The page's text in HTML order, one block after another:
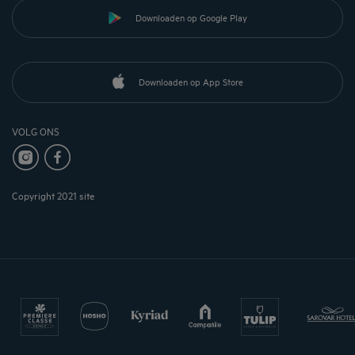
Downloaden op Google Play
Downloaden op App Store
VOLG ONS
Copyright 2021 site